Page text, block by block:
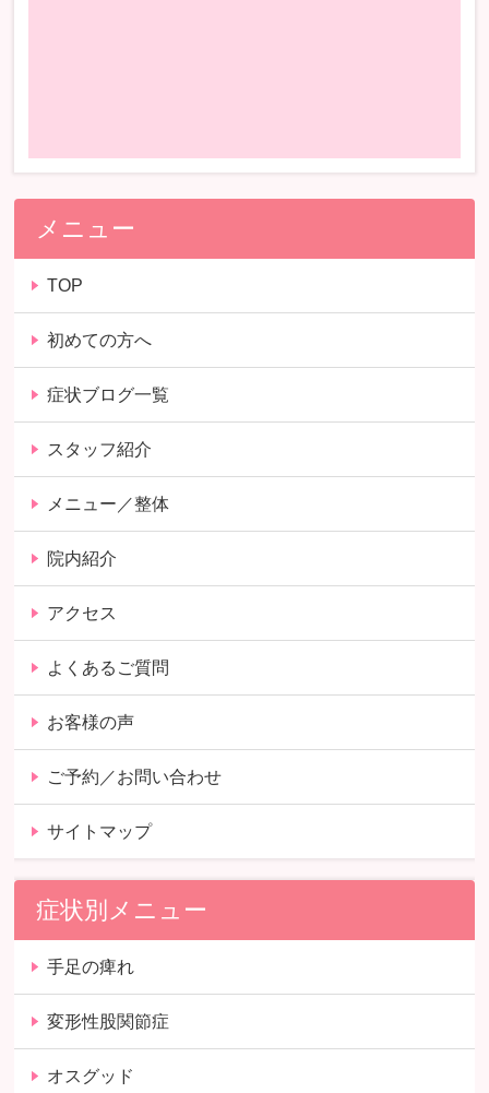
メニュー
TOP
初めての方へ
症状ブログ一覧
スタッフ紹介
メニュー／整体
院内紹介
アクセス
よくあるご質問
お客様の声
ご予約／お問い合わせ
サイトマップ
症状別メニュー
手足の痺れ
変形性股関節症
オスグッド